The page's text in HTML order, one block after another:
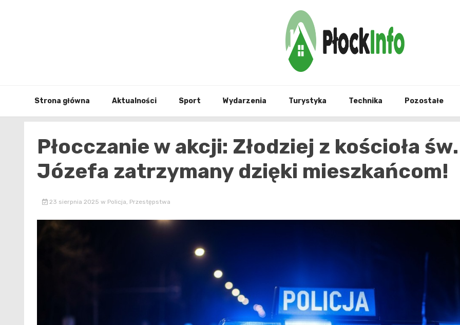
Strona główna Aktualności Sport Wydarzenia Turystyka Technika Pozostałe
Płocczanie w akcji: Złodziej z kościoła św.
Józefa zatrzymany dzięki mieszkańcom!
23 sierpnia 2025 w Policja, Przestępstwa